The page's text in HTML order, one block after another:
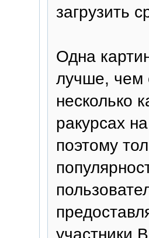
загрузить
Одна
лучше, чем
несколько
ракурсах
поэтому
участники